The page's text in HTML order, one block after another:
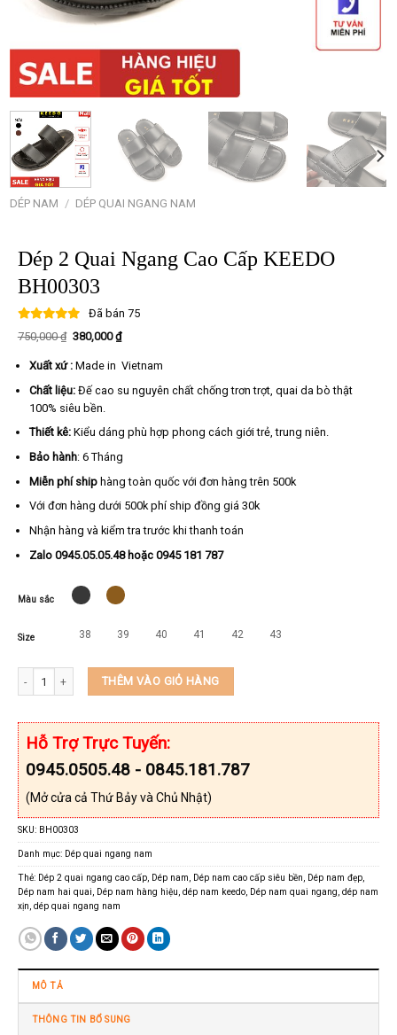
DÉP NAM / DÉP QUAI NGANG NAM
Dép 2 Quai Ngang Cao Cấp KEEDO
BH00303
Đã bán 75
750,000₫ Giá
750,000 ₫.
380,000₫Giá
hiện
là:
Xuất xứ :Made in Vietnam
Chất liệu:Đế cao su nguyên chất chống trơn trợt, quai da bò thật
100% siêu bền.
Thiết kê:Kiểu dáng phù hợp phong cách giới trẻ, trung niên.
Bảo hành: 6 Tháng
Miễn phí shiphàng toàn quốc với đơn hàng trên 500k
Với đơn hàng dưới 500k phí ship đồng giá 30k
Nhận hàng và kiểm tra trước khi thanh toán
Zalo 0945.05.05.48 hoặc 0945 181 787
Màu sắc
Size 38 39 40 41 42 43
Dép 2 Quai Ngang Cao Cấp KEEDO BH00303 số lượng
THÊM VÀO GIỎ HÀNG
Hỗ Trợ Trực Tuyến:
0945.0505.48 - 0845.181.787
(Mở cửa cả Thứ Bảy và Chủ Nhật)
SKU: BH00303
Danh mục: Dép quai ngang nam
Thẻ: Dép 2 quai ngang cao cấp, Dép nam Dép nam cao cấp siêu bền Dép nam đẹp,
Dép nam hai quai Dép nam hàng hiệu dép nam keedo, Dép nam quai ngang dép nam
xịn dép quai ngang nam
MÔ TẢ
THÔNG TIN BỔ SUNG